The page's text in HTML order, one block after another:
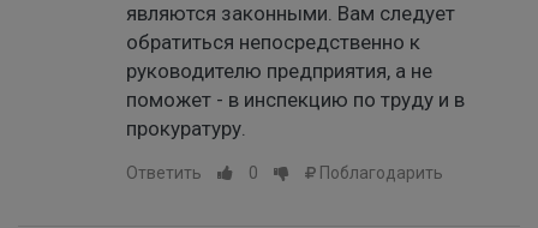
являются законными. Вам следует
обратиться непосредственно к
руководителю предприятия, а не
поможет - в инспекцию по труду и в
прокуратуру.
Ответить 0 Поблагодарить